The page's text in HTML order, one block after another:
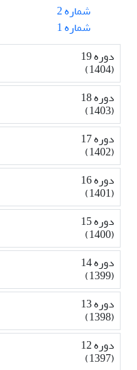
شماره 2
شماره 1
دوره 19
(1404)
دوره 18
(1403)
دوره 17
(1402)
دوره 16
(1401)
دوره 15
(1400)
دوره 14
(1399)
دوره 13
(1398)
دوره 12
(1397)